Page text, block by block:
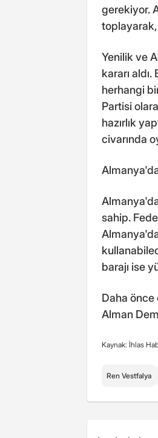
gerekiyor.
Yenilik ve
kararı
herhangi
Partisi
hazırlık
civarında
sahip.
barajı ise
Daha önce
Alman
Kaynak: İhlas
Ren Vestfalya